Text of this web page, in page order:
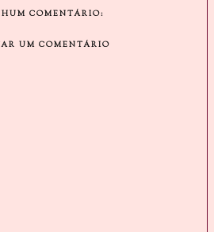
COMENTÁRIO:
UM COMENTÁRIO